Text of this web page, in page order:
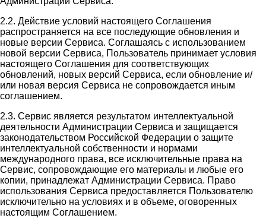
2.2. Действие условий настоящего Соглашения
распространяется на все последующие обновления и
новые версии Сервиса. Соглашаясь с использованием
новой версии Сервиса, Пользователь принимает условия
настоящего Соглашения для соответствующих
обновлений, новых версий Сервиса, если обновление и/
или новая версия Сервиса не сопровождается иным
соглашением.
2.3. Сервис является результатом интеллектуальной
деятельности Администрации Сервиса и защищается
законодательством Российской Федерации о защите
интеллектуальной собственности и нормами
международного права, все исключительные права на
Сервис, сопровождающие его материалы и любые его
копии, принадлежат Администрации Сервиса. Право
использования Сервиса предоставляется Пользователю
исключительно на условиях и в объеме, оговоренных
настоящим Соглашением.